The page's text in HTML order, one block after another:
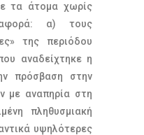
τα άτομα χωρίς
α) τους
της περιόδου
αναδείχτηκε η
πρόσβαση στην
με αναπηρία στη
πληθυσμιακή
υψηλότερες